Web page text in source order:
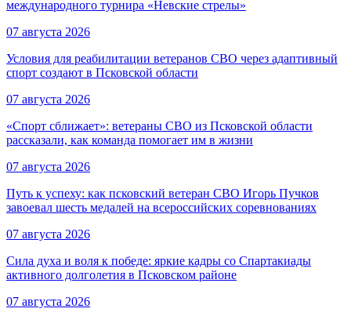
международного турнира «Невские стрелы»
07 августа 2026
Условия для реабилитации ветеранов СВО через адаптивный
спорт создают в Псковской области
07 августа 2026
«Спорт сближает»: ветераны СВО из Псковской области
рассказали, как команда помогает им в жизни
07 августа 2026
Путь к успеху: как псковский ветеран СВО Игорь Пучков
завоевал шесть медалей на всероссийских соревнованиях
07 августа 2026
Сила духа и воля к победе: яркие кадры со Спартакиады
активного долголетия в Псковском районе
07 августа 2026